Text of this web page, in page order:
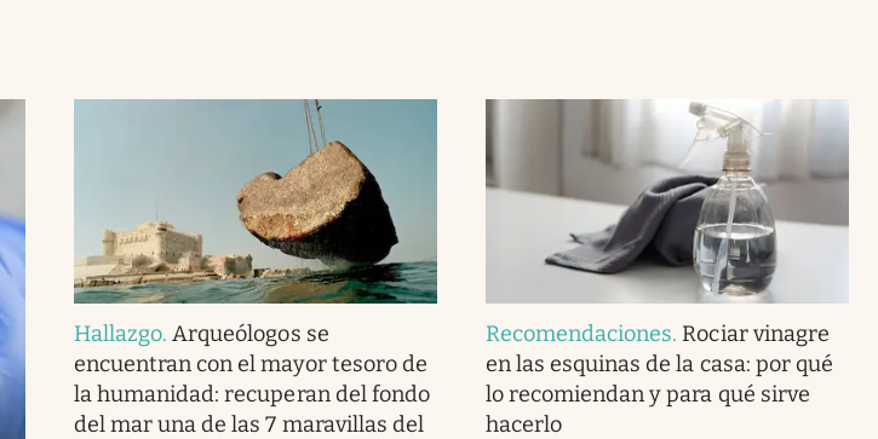
Hallazgo.Arqueólogos se
encuentran con el mayor tesoro de
la humanidad: recuperan del fondo
del mar una de las 7 maravillas del
Recomendaciones. Rociar vinagre
en las esquinas de la casa: por qué
lo recomiendan y para qué sirve
hacerlo